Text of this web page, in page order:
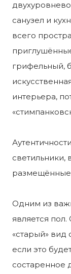
санузел и
всего
грифельный,
интерьера,
размещённые
Одним из
является
«старый» вид
если это
состаренное